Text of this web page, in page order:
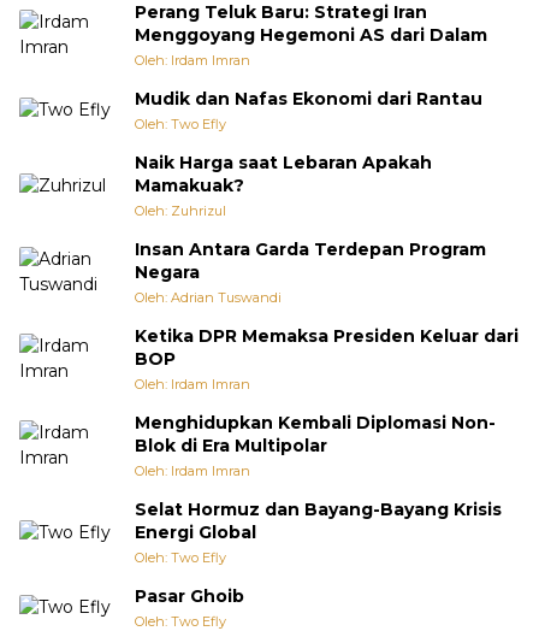
Perang Teluk Baru: Strategi Iran
Menggoyang Hegemoni AS dari Dalam
Oleh: Irdam Imran
Mudik dan Nafas Ekonomi dari Rantau
Oleh: Two Efly
Naik Harga saat Lebaran Apakah
Mamakuak?
Oleh: Zuhrizul
Insan Antara Garda Terdepan Program
Negara
Oleh: Adrian Tuswandi
Ketika DPR Memaksa Presiden Keluar dari
BOP
Oleh: Irdam Imran
Menghidupkan Kembali Diplomasi Non-
Blok di Era Multipolar
Oleh: Irdam Imran
Selat Hormuz dan Bayang-Bayang Krisis
Energi Global
Oleh: Two Efly
Pasar Ghoib
Oleh: Two Efly